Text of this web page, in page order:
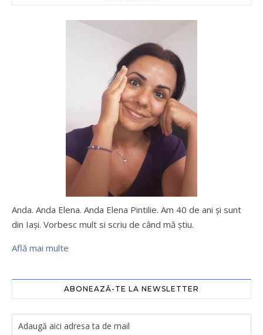
Anda. Anda Elena. Anda Elena Pintilie. Am 40 de ani şi sunt
din Iaşi. Vorbesc mult si scriu de când mă ştiu.
Află mai multe
ABONEAZĂ-TE LA NEWSLETTER